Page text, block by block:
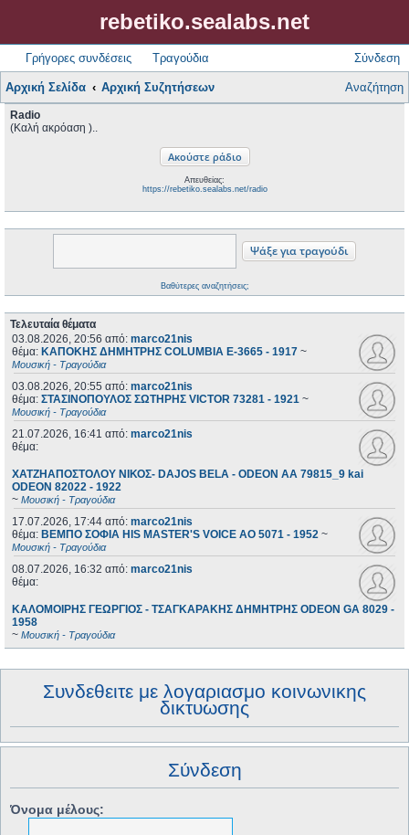
rebetiko.sealabs.net
Γρήγορες συνδέσεις Τραγούδια Σύνδεση
Αρχική Σελίδα Αρχική Συζητήσεων Αναζήτηση
Radio
(Καλή ακρόαση )..
Απευθείας:
https://rebetiko.sealabs.net/radio
Βαθύτερες αναζητήσεις;
Τελευταία θέματα
03.08.2026, 20:56 από: marco21nis
θέμα: ΚΑΠΟΚΗΣ ΔΗΜΗΤΡΗΣ COLUMBIA E-3665 - 1917 ~
Μουσική - Τραγούδια
03.08.2026, 20:55 από: marco21nis
θέμα: ΣΤΑΣΙΝΟΠΟΥΛΟΣ ΣΩΤΗΡΗΣ VICTOR 73281 - 1921 ~
Μουσική - Τραγούδια
21.07.2026, 16:41 από: marco21nis
θέμα:
ΧΑΤΖΗΑΠΟΣΤΟΛΟΥ ΝΙΚΟΣ- DAJOS BELA - ODEON AA 79815_9 kai
ODEON 82022 - 1922
~ Μουσική - Τραγούδια
17.07.2026, 17:44 από: marco21nis
θέμα: ΒΕΜΠΟ ΣΟΦΙΑ HIS MASTER'S VOICE AO 5071 - 1952 ~
Μουσική - Τραγούδια
08.07.2026, 16:32 από: marco21nis
θέμα:
ΚΑΛΟΜΟΙΡΗΣ ΓΕΩΡΓΙΟΣ - ΤΣΑΓΚΑΡΑΚΗΣ ΔΗΜΗΤΡΗΣ ODEON GA 8029 -
1958
~ Μουσική - Τραγούδια
Συνδεθειτε με λογαριασμο κοινωνικης
δικτυωσης
Σύνδεση
Όνομα μέλους: